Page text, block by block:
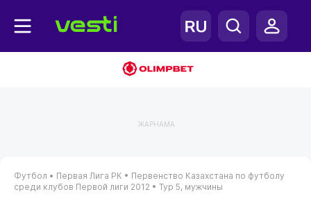
ЖАРНАМА
Футбол • Первая Лига РК • Первенство Казахстана по футболу
среди клубов Первой лиги 2012 • Тур 5, мужчины